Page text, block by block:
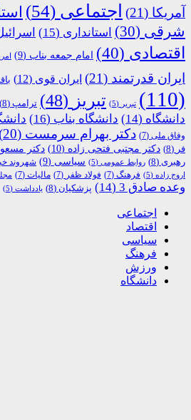
آمریکا (21) اجتماعی (54)
شرقی (30) استانداری (15)
اقتصادی (40) امام جمعه بناب (9)
ایران قدرتمند (21) ایران قوی (12)
(110)
تبریر (5) تبریز (48) ترامپ (8)
دانشگاه (14) دانشگاه بناب (16)
وفاق ملی (7) دکتر بهرام سرمست (20)
فر (8) دکتر مجتبی فتحی زاده (10) دکتر
رهبری (8) روابط عمومی (5) سیاسی (9) شهروند
اروج زاده (5) فرهنگ (7) فولاد ظفر (7) مالیات (7)
وعده صادق 3 (14) پزشکیان (8) یادداشت (5)
اجتماعی
اقتصاد
سیاسی
فرهنگ
ورزش
دانشگاه